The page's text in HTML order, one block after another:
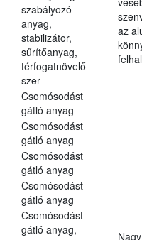
szabályozó
anyag,
stabilizátor,
sűrítőanyag,
térfogatnövelő
szer
az
Csomósodást
gátló anyag
Csomósodást
gátló anyag
Csomósodást
gátló anyag
Csomósodást
gátló anyag
Csomósodást
gátló anyag,